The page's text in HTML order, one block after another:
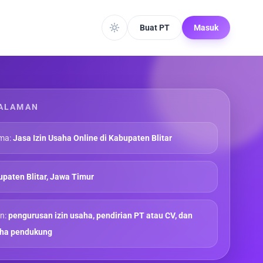
Buat PT Masuk
Jasa Izin Usaha Online di Kabupaten Blitar
Blitar, Jawa Timur
pengurusan izin usaha, pendirian PT atau CV, dan
pendukung